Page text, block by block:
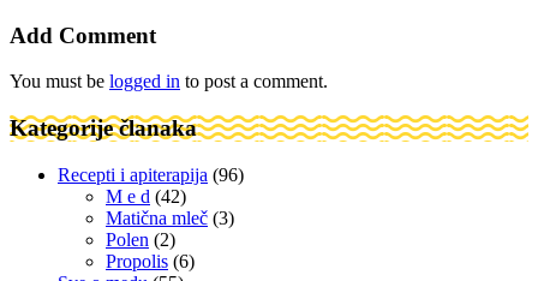
Add Comment
You must be logged in to post a comment.
Kategorije članaka
Recepti i apiterapija (96)
M e d (42)
Matična mleč (3)
Polen (2)
Propolis (6)